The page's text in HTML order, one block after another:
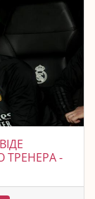
ТРЕНЕРА -